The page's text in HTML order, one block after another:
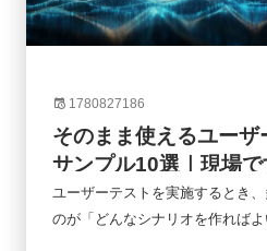
1780827186
そのまま使えるユーザ
サンプル10選｜現場
践テンプレート集
ユーザーテストを実施するとき
のが「どんなシナリオを作れば